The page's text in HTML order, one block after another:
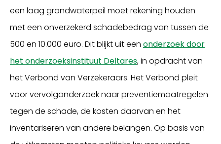
een laag grondwaterpeil moet rekening houden
met een onverzekerd schadebedrag van tussen de
500 en 10.000 euro. Dit blijkt uit een onderzoek door
het onderzoeksinstituut Deltares, in opdracht van
het Verbond van Verzekeraars. Het Verbond pleit
voor vervolgonderzoek naar preventiemaatregelen
tegen de schade, de kosten daarvan en het
inventariseren van andere belangen. Op basis van